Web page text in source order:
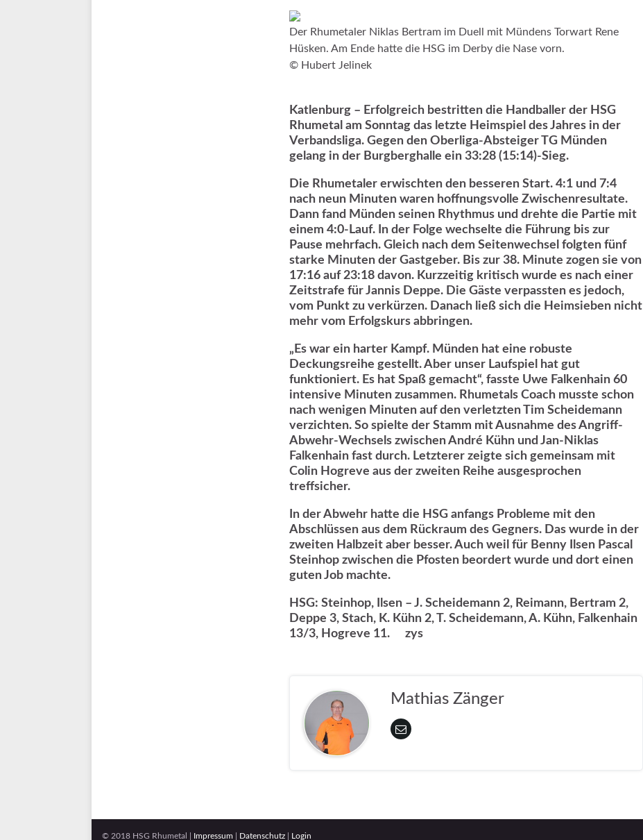
Der Rhumetaler Niklas Bertram im Duell mit Mündens Torwart Rene
Hüsken. Am Ende hatte die HSG im Derby die Nase vorn.
© Hubert Jelinek
Katlenburg – Erfolgreich bestritten die Handballer der HSG
Rhumetal am Sonntag das letzte Heimspiel des Jahres in der
Verbandsliga. Gegen den Oberliga-Absteiger TG Münden
gelang in der Burgberghalle ein 33:28 (15:14)-Sieg.
Die Rhumetaler erwischten den besseren Start. 4:1 und 7:4
nach neun Minuten waren hoffnungsvolle Zwischenresultate.
Dann fand Münden seinen Rhythmus und drehte die Partie mit
einem 4:0-Lauf. In der Folge wechselte die Führung bis zur
Pause mehrfach. Gleich nach dem Seitenwechsel folgten fünf
starke Minuten der Gastgeber. Bis zur 38. Minute zogen sie von
17:16 auf 23:18 davon. Kurzzeitig kritisch wurde es nach einer
Zeitstrafe für Jannis Deppe. Die Gäste verpassten es jedoch,
vom Punkt zu verkürzen. Danach ließ sich die Heimsieben nicht
mehr vom Erfolgskurs abbringen.
„Es war ein harter Kampf. Münden hat eine robuste
Deckungsreihe gestellt. Aber unser‎ Laufspiel hat gut
funktioniert. Es hat Spaß gemacht“, fasste Uwe Falkenhain 60
intensive Minuten zusammen. Rhumetals Coach musste schon
nach wenigen Minuten auf den verletzten Tim Scheidemann
verzichten. So spielte der Stamm mit Ausnahme des Angriff-
Abwehr-Wechsels zwischen André Kühn und Jan-Niklas
Falkenhain fast durch. Letzterer zeigte sich gemeinsam mit
Colin Hogreve aus der zweiten Reihe ausgesprochen
treffsicher.
In der Abwehr hatte die HSG anfangs Probleme mit den
Abschlüssen aus dem Rückraum des Gegners. Das wurde in der
zweiten Halbzeit aber besser. Auch weil für Benny Ilsen Pascal
Steinhop zwischen die Pfosten beordert wurde und dort einen
guten Job machte.
HSG: Steinhop, Ilsen – J. Scheidemann 2, Reimann, Bertram 2,
Deppe 3, Stach, K. Kühn 2, T. Scheidemann, A. Kühn, Falkenhain
13/3, Hogreve 11.
zys
Mathias Zänger
© 2018 HSG Rhumetal | Impressum Datenschutz Login